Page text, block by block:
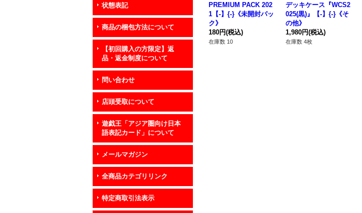
状態表記
商品の梱包方法について
【初回購入の方限定】返
品・返金制度について
問い合わせ
店頭受取について
遊戯王「アジア圏向け日本
語表記カード」について
メールマガジン
全商品カテゴリリンク
特定商取引法表示
PREMIUM PACK 202
1【-】{-}《未開封パッ
ク》
180円(税込)
在庫数 10
デッキケース『WCS2
025(黒)』【-】{-}《そ
の他》
1,980円(税込)
在庫数 4枚